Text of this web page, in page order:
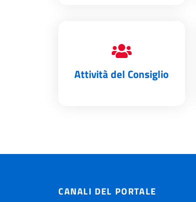
Attività del Consiglio
CANALI DEL PORTALE